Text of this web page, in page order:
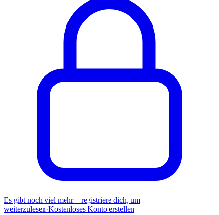
Es gibt noch viel mehr – registriere dich, um
weiterzulesen·Kostenloses Konto erstellen